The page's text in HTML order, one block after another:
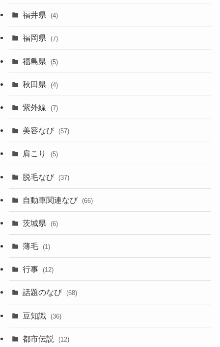
福井県 (4)
福岡県 (7)
福島県 (5)
秋田県 (4)
紫外線 (7)
美容なび (57)
肩こり (5)
脱毛なび (37)
自動車関連なび (66)
茨城県 (6)
薄毛 (1)
行事 (12)
話題のなび (68)
豆知識 (36)
都市伝説 (12)